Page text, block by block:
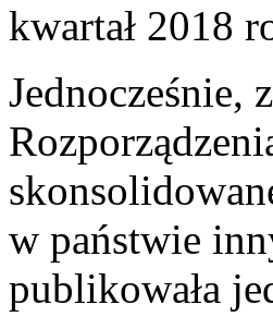
kwartał 2018
Jednocześnie,
w państwie
publikowała